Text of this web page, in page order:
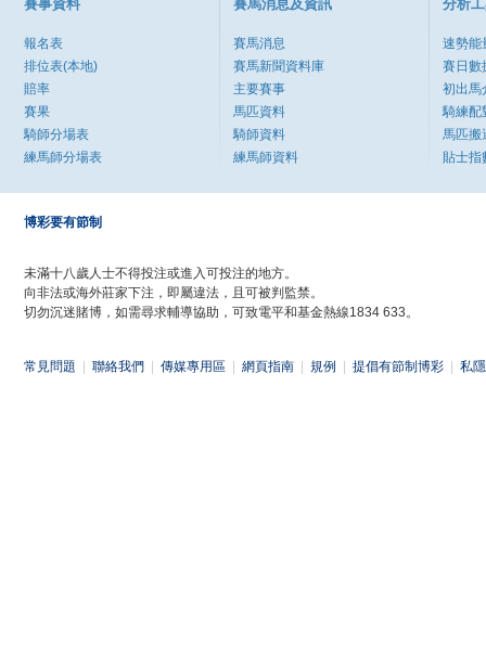
賽事資料
報名表
排位表(本地)
賠率
賽果
騎師分場表
練馬師分場表
賽馬消息及資訊
賽馬消息
賽馬新聞資料庫
主要賽事
馬匹資料
騎師資料
練馬師資料
分析
速勢能
賽日數
初出馬
騎練配
馬匹搬
貼士指
博彩要有節制
未滿十八歲人士不得投注或進入可投注的地方。
向非法或海外莊家下注，即屬違法，且可被判監禁。
切勿沉迷賭博，如需尋求輔導協助，可致電平和基金熱線1834 633。
常見問題 聯絡我們 傳媒專用區 網頁指南 規例 提倡有節制博彩 私